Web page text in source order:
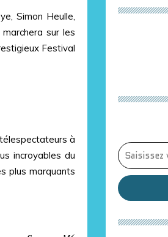
Simon Heulle,
sur les
Festival
à
incroyables du
plus marquants